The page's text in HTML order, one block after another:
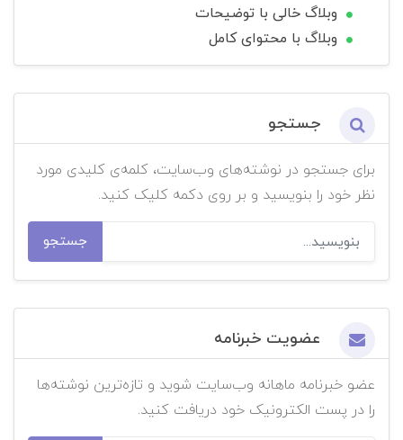
وبلاگ خالی با توضیحات
وبلاگ با محتوای کامل
جستجو
برای جستجو در نوشته‌های وب‌سایت، کلمه‌ی کلیدی مورد
نظر خود را بنویسید و بر روی دکمه کلیک کنید.
جستجو
عضویت خبرنامه
عضو خبرنامه ماهانه وب‌سایت شوید و تازه‌ترین نوشته‌ها
را در پست الکترونیک خود دریافت کنید.